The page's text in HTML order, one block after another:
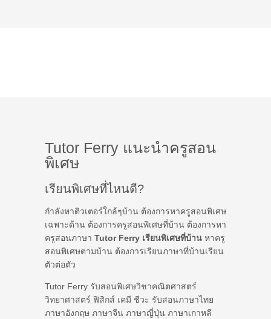
Tutor Ferry แนะนำครูสอน
พิเศษ
เรียนพิเศษที่ไหนดี?
กำลังหาติวเตอร์ใกล้ๆบ้าน ต้องการหาครูสอนพิเศษ
เฉพาะด้าน ต้องการครูสอนพิเศษที่บ้าน ต้องการหา
ครูสอนภาษา Tutor Ferry เรียนพิเศษที่บ้าน หาครู
สอนพิเศษตามบ้าน ต้องการเรียนภาษาที่บ้านเรียน
ตัวต่อตัว
Tutor Ferry รับสอนพิเศษวิชาคณิตศาสตร์
วิทยาศาสตร์ ฟิสิกส์ เคมี ชีวะ รับสอนภาษาไทย
ภาษาอังกฤษ ภาษาจีน ภาษาญี่ปุ่น ภาษาเกาหลี